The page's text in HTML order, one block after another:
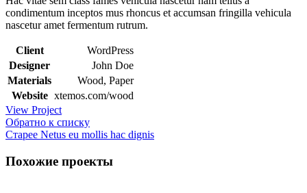
condimentum inceptos mus rhoncus et accumsan fringilla vehicula
nascetur amet fermentum rutrum.
Client
WordPress
Designer
John Doe
Materials
Wood, Paper
Website xtemos.com/wood
View Project
Обратно к списку
Старее Netus eu mollis hac dignis
Похожие проекты